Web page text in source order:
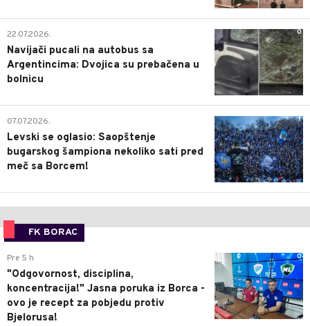
0
22.07.2026.
Navijači pucali na autobus sa
Argentincima: Dvojica su prebačena u
bolnicu
1
07.07.2026.
Levski se oglasio: Saopštenje
bugarskog šampiona nekoliko sati pred
meč sa Borcem!
FK BORAC
0
Pre 5 h
"Odgovornost, disciplina,
koncentracija!" Jasna poruka iz Borca -
ovo je recept za pobjedu protiv
Bjelorusa!